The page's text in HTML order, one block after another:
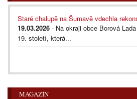
Staré chalupě na Šumavě vdechla
19.03.2026 - Na okraji obce Borová
19. století, která...
MAGAZÍN